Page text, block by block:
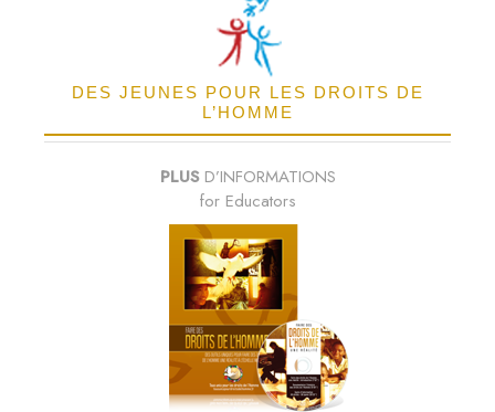
DES JEUNES POUR LES DROITS DE
L’HOMME
PLUS D’INFORMATIONS
for Educators